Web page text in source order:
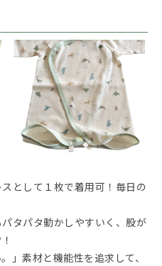
として１枚で着用可！毎日の
タパタ動かしやすいく、股が
」素材と機能性を追求して、